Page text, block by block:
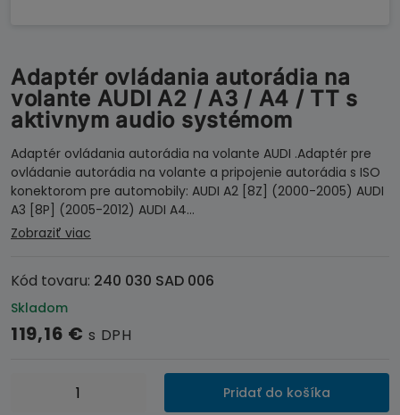
Adaptér ovládania autorádia na
volante AUDI A2 / A3 / A4 / TT s
aktivnym audio systémom
Adaptér ovládania autorádia na volante AUDI .Adaptér pre
ovládanie autorádia na volante a pripojenie autorádia s ISO
konektorom pre automobily: AUDI A2 [8Z] (2000-2005) AUDI
A3 [8P] (2005-2012) AUDI A4…
Zobraziť viac
Kód tovaru: 240 030 SAD 006
Skladom
119,16 € s DPH
množstvo
Pridať do košíka